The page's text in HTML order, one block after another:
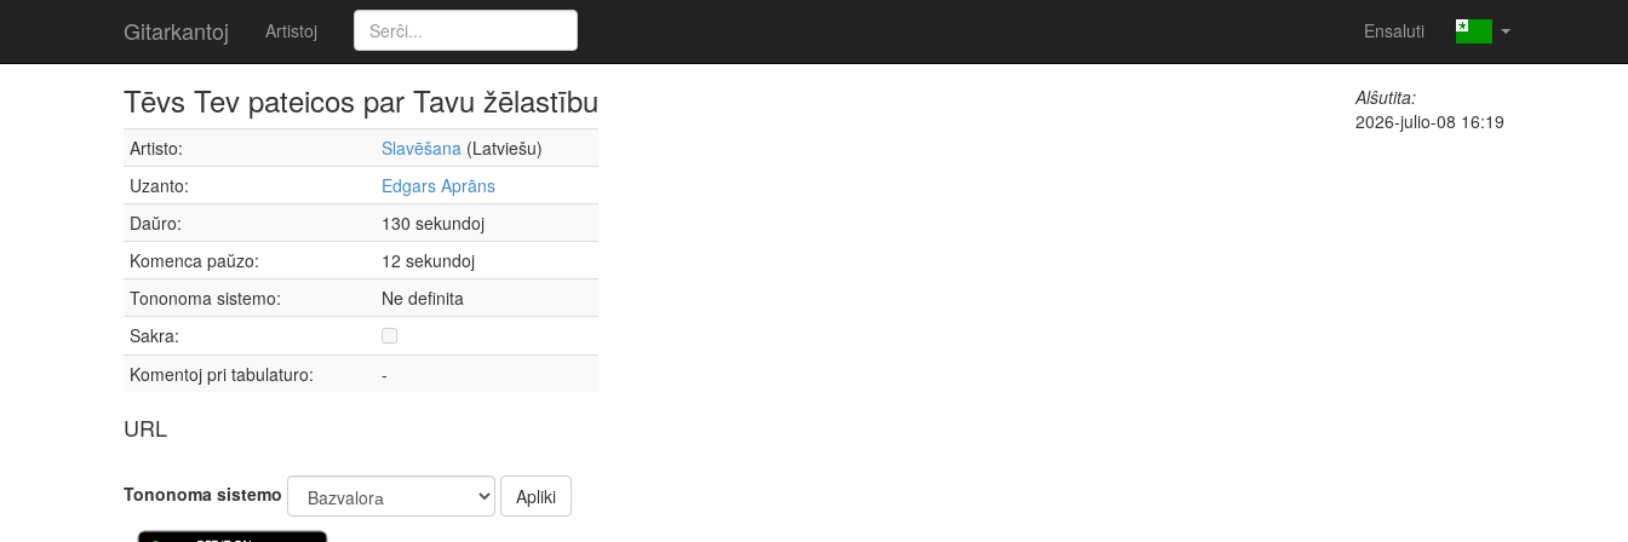
Gitarkantoj Artistoj Ensaluti
Tēvs Tev pateicos par Tavu žēlastību
Artisto: Slavēšana (Latviešu)
Uzanto:
Edgars Aprāns
Daŭro:
130 sekundoj
Komenca paŭzo:
12 sekundoj
Tononoma sistemo:
Ne definita
Sakra:
Komentoj pri tabulaturo:
-
URL
Alŝutita:
2026-julio-08 16:19
Tononoma sistemo Apliki